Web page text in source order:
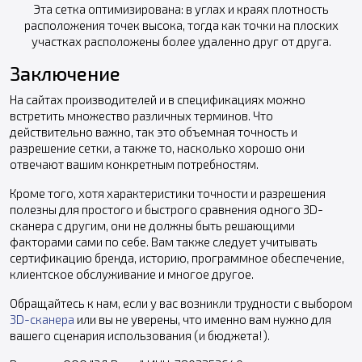
Эта сетка оптимизирована: в углах и краях плотность
расположения точек высока, тогда как точки на плоских
участках расположены более удаленно друг от друга.
Заключение
На сайтах производителей и в спецификациях можно
встретить множество различных терминов. Что
действительно важно, так это объемная точность и
разрешение сетки, а также то, насколько хорошо они
отвечают вашим конкретным потребностям.
Кроме того, хотя характеристики точности и разрешения
полезны для простого и быстрого сравнения одного 3D-
сканера с другим, они не должны быть решающими
факторами сами по себе. Вам также следует учитывать
сертификацию бренда, историю, программное обеспечение,
клиентское обслуживание и многое другое.
Обращайтесь к нам, если у вас возникли трудности с выбором
3D-сканера или вы не уверены, что именно вам нужно для
вашего сценария использования (и бюджета!).